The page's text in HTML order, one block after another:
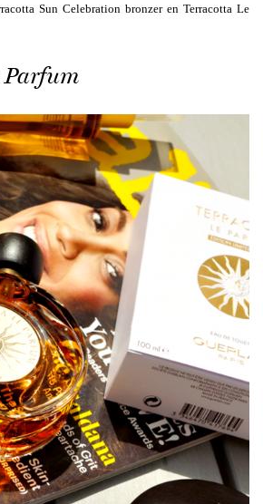
Sun Celebration bronzer en Terracotta Le
Parfum